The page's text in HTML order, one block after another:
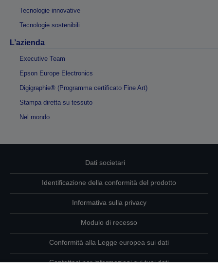
Tecnologie innovative
Tecnologie sostenibili
L’azienda
Executive Team
Epson Europe Electronics
Digigraphie® (Programma certificato Fine Art)
Stampa diretta su tessuto
Nel mondo
Dati societari
Identificazione della conformità del prodotto
Informativa sulla privacy
Modulo di recesso
Conformità alla Legge europea sui dati
Contattaci per informazioni sui tuoi dati